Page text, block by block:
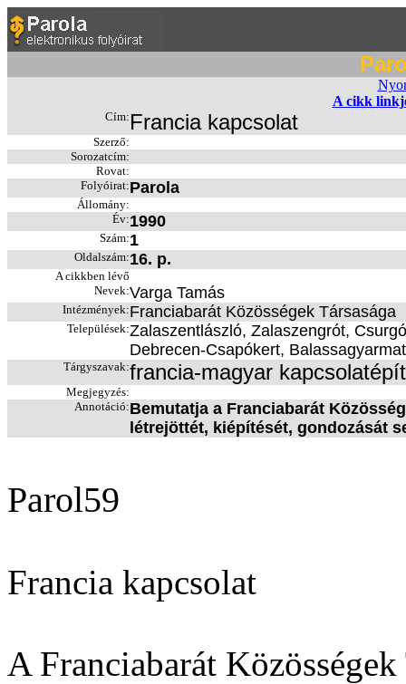
A cikk
Cím: Francia kapcsolat
Szerző:
Sorozatcím:
Rovat:
Folyóirat:Parola
Állomány:
Év:1990
Szám:1
Oldalszám:16. p.
A cikkben lévő
Nevek:Varga Tamás
Intézmények:Franciabarát Közösségek Társasága
Települések:Zalaszentlászló, Zalaszengrót,
Debrecen-Csapókert,
Tárgyszavak:francia-magyar
Megjegyzés:
Annotáció:Bemutatja a Franciabarát
létrejöttét, kiépítését, gondozását
Parol59
Francia kapcsolat
A Franciabarát